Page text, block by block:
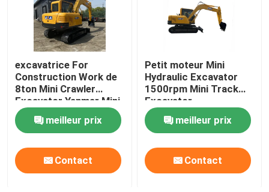
excavatrice For
Construction Work de
8ton Mini Crawler
Excavator Yanmar Mini
meilleur prix
Contact
Petit moteur Mini
Hydraulic Excavator
1500rpm Mini Track
Excavator
meilleur prix
Contact